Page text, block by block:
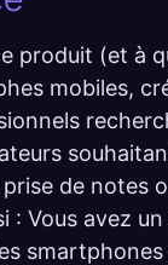
produit (et à
mobiles,
de notes
: Vous avez